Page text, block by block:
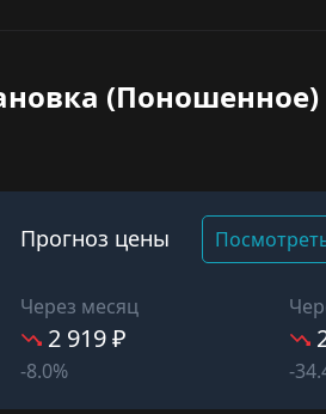
(Поношенное)
Прогноз цены
Через месяц
2 919 ₽
-8.0% -